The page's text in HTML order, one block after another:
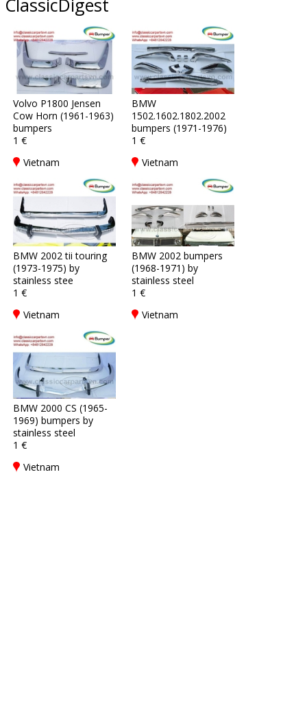
ClassicDigest
Volvo P1800 Jensen
Cow Horn (1961-1963)
bumpers
1 €
Vietnam
BMW
1502.1602.1802.2002
bumpers (1971-1976)
1 €
Vietnam
BMW 2002 tii touring
(1973-1975) by
stainless stee
1 €
Vietnam
BMW 2002 bumpers
(1968-1971) by
stainless steel
1 €
Vietnam
BMW 2000 CS (1965-
1969) bumpers by
stainless steel
1 €
Vietnam